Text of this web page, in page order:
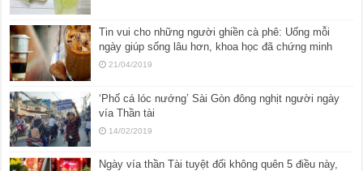
Tin vui cho những người ghiền cà phê: Uống mỗi
ngày giúp sống lâu hơn, khoa học đã chứng minh
21/04/2019
‘Phố cá lóc nướng’ Sài Gòn đông nghịt người ngày
vía Thần tài
14/02/2019
Ngày vía thần Tài tuyệt đối không quên 5 điều này,